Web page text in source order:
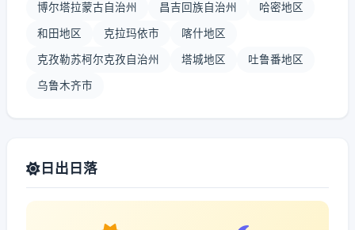
博尔塔拉蒙古自治州 昌吉回族自治州 哈密地区
和田地区 克拉玛依市 喀什地区
克孜勒苏柯尔克孜自治州 塔城地区 吐鲁番地区
乌鲁木齐市
日出日落